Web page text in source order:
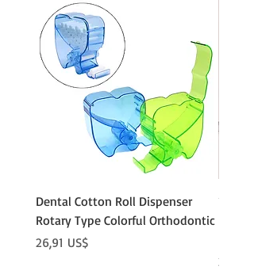
Dental Cotton Roll Dispenser
Rotary Type Colorful Orthodontic
Precio
26,91 US$
Precio
21,86